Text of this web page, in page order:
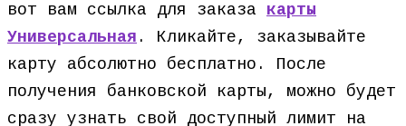
вот вам ссылка для заказа карты
Универсальная . Кликайте, заказывайте
карту абсолютно бесплатно. После
получения банковской карты, можно будет
сразу узнать свой доступный лимит на